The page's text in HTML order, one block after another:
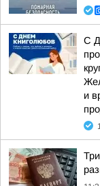
С
и